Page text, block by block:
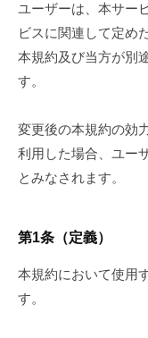
ユーザーは、本サー
ビスに関連して定め
本規約及び当方が別
す。
変更後の本規約の効
利用した場合、ユー
とみなされます。
第1条（定義）
本規約において使用
す。